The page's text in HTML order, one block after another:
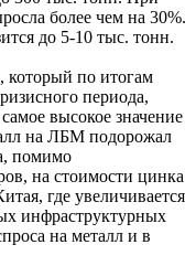
более чем на 30%.
до 5-10 тыс. тонн.
который по итогам
периода,
высокое значение
на ЛБМ подорожал
помимо
на стоимости цинка
где увеличивается
инфраструктурных
на металл и в